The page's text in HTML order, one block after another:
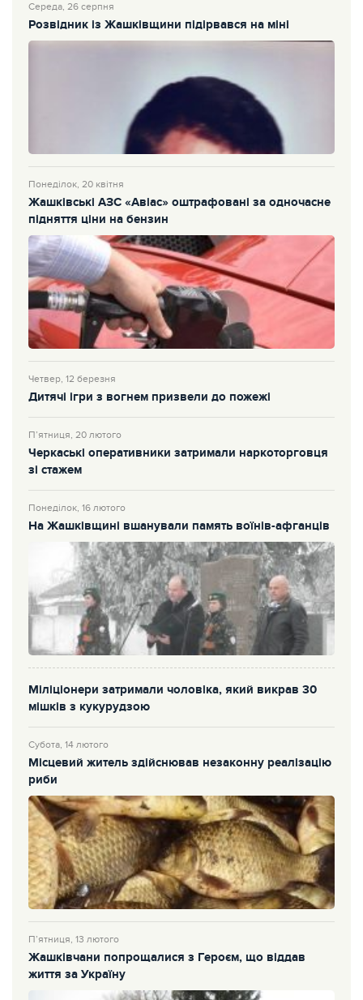
Середа, 26 серпня
Розвідник із Жашківщини підірвався на міні
Понеділок, 20 квітня
Жашківські АЗС «Авіас» оштрафовані за одночасне
підняття ціни на бензин
Четвер, 12 березня
Дитячі ігри з вогнем призвели до пожежі
П’ятниця, 20 лютого
Черкаські оперативники затримали наркоторговця
зі стажем
Понеділок, 16 лютого
На Жашківщині вшанували память воїнів-афганців
Міліціонери затримали чоловіка, який викрав 30
мішків з кукурудзою
Субота, 14 лютого
Місцевий житель здійснював незаконну реалізацію
риби
П’ятниця, 13 лютого
Жашківчани попрощалися з Героєм, що віддав
життя за Україну